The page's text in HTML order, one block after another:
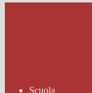
Scuola